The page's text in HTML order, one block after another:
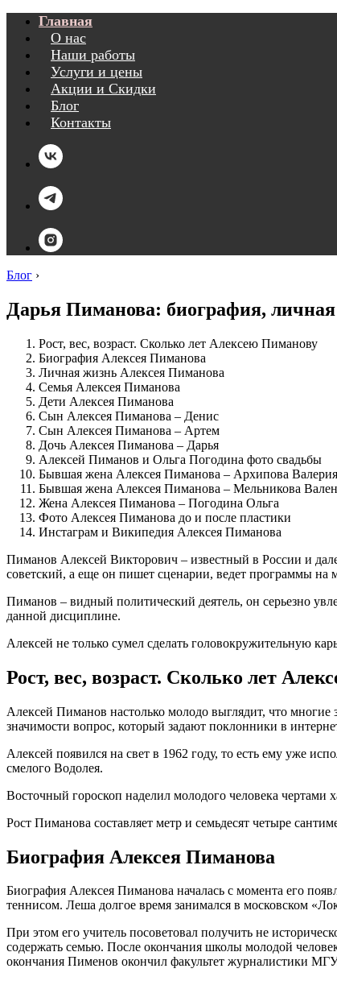
Главная
О нас
Наши работы
Услуги и цены
Акции и Скидки
Блог
Контакты
Блог ›
Дарья Пиманова: биография,
Рост, вес, возраст. Сколько лет Алексею Пиманову
Биография Алексея Пиманова
Личная жизнь Алексея Пиманова
Семья Алексея Пиманова
Дети Алексея Пиманова
Сын Алексея Пиманова – Денис
Сын Алексея Пиманова – Артем
Дочь Алексея Пиманова – Дарья
Алексей Пиманов и Ольга Погодина фото свадьбы
Бывшая жена Алексея Пиманова – Архипова Валерия
Бывшая жена Алексея Пиманова – Мельникова
Жена Алексея Пиманова – Погодина Ольга
Фото Алексея Пиманова до и после пластики
Инстаграм и Википедия Алексея Пиманова
Пиманов Алексей Викторович – известный в России и
советский, а еще он пишет сценарии, ведет программы на
Пиманов – видный политический деятель, он серьезно
данной дисциплине.
Алексей не только сумел сделать головокружительную
Рост, вес, возраст. Сколько лет
Алексей Пиманов настолько молодо выглядит, что многие
значимости вопрос, который задают поклонники в
Алексей появился на свет в 1962 году, то есть ему уже
смелого Водолея.
Восточный гороскоп наделил молодого человека чертами
Рост Пиманова составляет метр и семьдесят четыре
Биография Алексея Пиманова
Биография Алексея Пиманова началась с момента его
теннисом. Леша долгое время занимался в московском
При этом его учитель посоветовал получить не
содержать семью. После окончания школы молодой
окончания Пименов окончил факультет журналистики